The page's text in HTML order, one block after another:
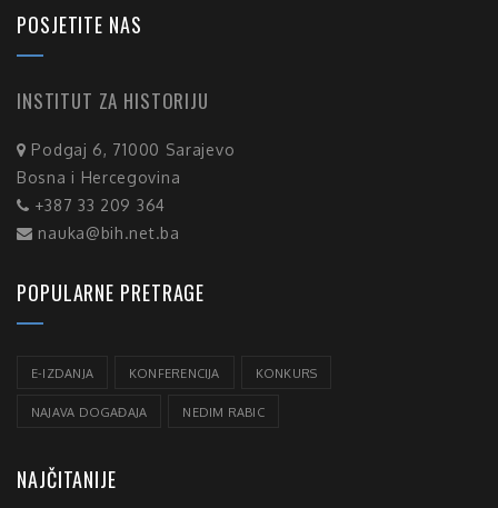
POSJETITE NAS
INSTITUT ZA HISTORIJU
Podgaj 6, 71000 Sarajevo
Bosna i Hercegovina
+387 33 209 364
nauka@bih.net.ba
POPULARNE PRETRAGE
E-IZDANJA KONFERENCIJA KONKURS
NAJAVA DOGAĐAJA NEDIM RABIC
NAJČITANIJE